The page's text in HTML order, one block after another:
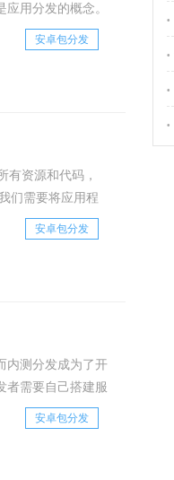
用分发的概念。
们将讨论应用分
安卓包分发
有资源和代码，
们需要将应用程
装。本文将介绍
安卓包分发
内测分发成为了开
者需要自己搭建服
平台已经成为了
安卓包分发
•
•
•
•